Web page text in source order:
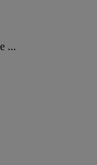
...